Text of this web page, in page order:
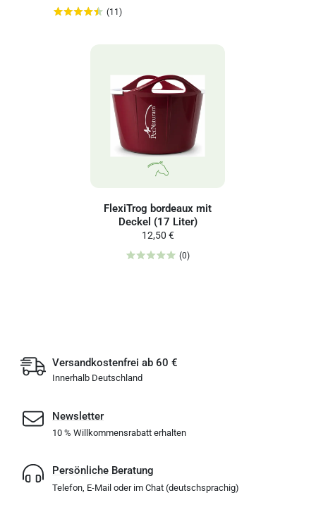
(11)
FlexiTrog bordeaux mit
Deckel (17 Liter)
12,50 €
(0)
Versandkostenfrei ab 60 €
Innerhalb Deutschland
Newsletter
10 % Willkommensrabatt erhalten
Persönliche Beratung
Telefon, E-Mail oder im Chat (deutschsprachig)